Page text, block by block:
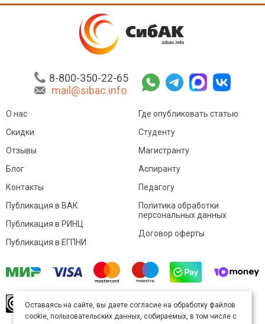
8-800-350-22-65
mail@sibac.info
О нас
Скидки
Отзывы
Блог
Контакты
Где опубликовать статью
Студенту
Магистранту
Аспиранту
Педагогу
Публикация в ВАК
Публикация в РИНЦ
Публикация в ЕГПНИ
Политика обработки
персональных данных
Договор оферты
произведение доступно полицензии Creative
Commons «Attribution» («Атрибуция») 4.0
Оставаясь на сайте, вы даете согласие на обработку файлов
cookie, пользовательских данных, собираемых, в том числе с